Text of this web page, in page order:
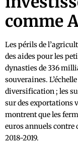
comme
Les périls de
des aides pour les
dynasties de 336
souveraines.
diversification ; les
sur des exportations
montrent que les
euros annuels
2018-2019.